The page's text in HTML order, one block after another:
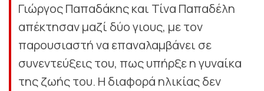
Γιώργος Παπαδάκης και Τίνα Παπαδέλη
απέκτησαν μαζί δύο γιους, με τον
παρουσιαστή να επαναλαμβάνει σε
συνεντεύξεις του, πως υπήρξε η γυναίκα
της ζωής του. Η διαφορά ηλικίας δεν